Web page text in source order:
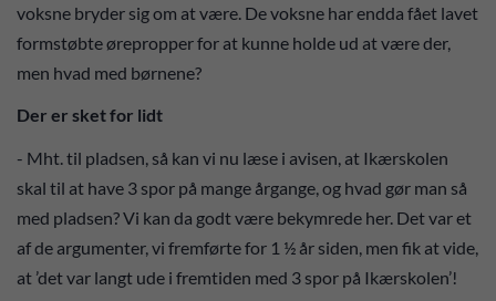
voksne bryder sig om at være. De voksne har endda fået lavet
formstøbte ørepropper for at kunne holde ud at være der,
men hvad med børnene?
Der er sket for lidt
- Mht. til pladsen, så kan vi nu læse i avisen, at Ikærskolen
skal til at have 3 spor på mange årgange, og hvad gør man så
med pladsen? Vi kan da godt være bekymrede her. Det var et
af de argumenter, vi fremførte for 1 ½ år siden, men fik at vide,
at ’det var langt ude i fremtiden med 3 spor på Ikærskolen’!